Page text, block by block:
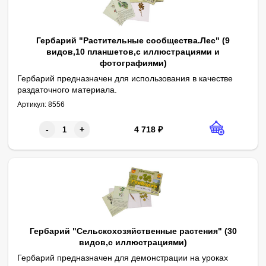
Гербарий "Растительные сообщества.Лес" (9
видов,10 планшетов,с иллюстрациями и
фотографиями)
Гербарий предназначен для использования в качестве
раздаточного материала.
Габаритные размеры в упаковке (дл.*шир.*выс.), см: 30,5*22*7.
Комплектность: гербарные листы – 45 шт. (9 видов растений
В пособии представлены засушенные и приклеенные на
На планшетах схематически изображены участки
На карточках-фотографиях изображены преобладающие и
Перечень натуральных образцов: брусника, дуб, клен,
Артикул: 8556
- + 4 718 ₽
Гербарий "Сельскохозяйственные растения" (30
видов,с иллюстрациями)
Гербарий предназначен для демонстрации на уроках